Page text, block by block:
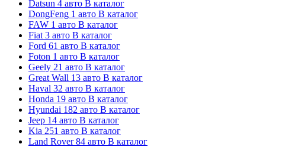
Datsun 4 авто В каталог
DongFeng 1 авто В каталог
FAW 1 авто В каталог
Fiat 3 авто В каталог
Ford 61 авто В каталог
Foton 1 авто В каталог
Geely 21 авто В каталог
Great Wall 13 авто В каталог
Haval 32 авто В каталог
Honda 19 авто В каталог
Hyundai 182 авто В каталог
Jeep 14 авто В каталог
Kia 251 авто В каталог
Land Rover 84 авто В каталог